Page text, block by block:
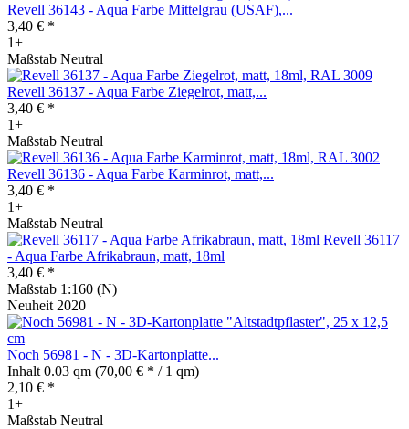
Revell 36143 - Aqua Farbe Mittelgrau (USAF),...
3,40 € *
1+
Maßstab Neutral
Revell 36137 - Aqua Farbe Ziegelrot, matt,...
3,40 € *
1+
Maßstab Neutral
Revell 36136 - Aqua Farbe Karminrot, matt,...
3,40 € *
1+
Maßstab Neutral
Revell 36117
- Aqua Farbe Afrikabraun, matt, 18ml
3,40 € *
Maßstab 1:160 (N)
Neuheit 2020
Noch 56981 - N - 3D-Kartonplatte...
Inhalt 0.03 qm (70,00 € * / 1 qm)
2,10 € *
1+
Maßstab Neutral